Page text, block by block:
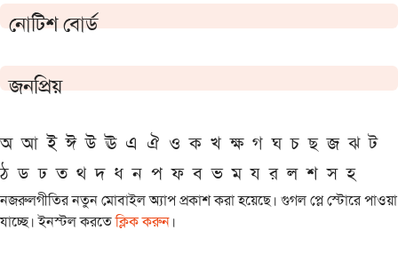
নোটিশ বোর্ড
জনপ্রিয়
অ আ ই ঈ উ ঊ এ ঐ ও ক খ ক্ষ গ ঘ চ ছ জ ঝ ট
ঠ ড ঢ ত থ দ ধ ন প ফ ব ভ ম য র ল শ স হ
নজরুলগীতির নতুন মোবাইল অ্যাপ প্রকাশ করা হয়েছে। গুগল প্লে স্টোরে পাওয়া
যাচ্ছে। ইনস্টল করতেক্লিক করুন।